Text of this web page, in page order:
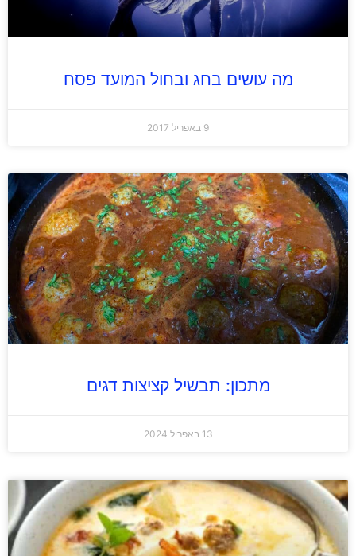
מה עושים בחג ובחול המועד פסח
9 באפריל 2017
מתכון: תבשיל קציצות דגים
13 באפריל 2024